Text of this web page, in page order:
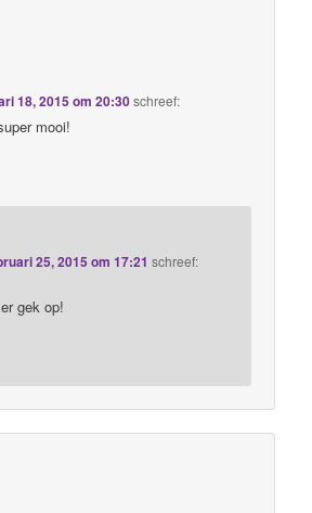
18, 2015 om 20:30schreef:
mooi!
25, 2015 om 17:21 schreef:
gek op!